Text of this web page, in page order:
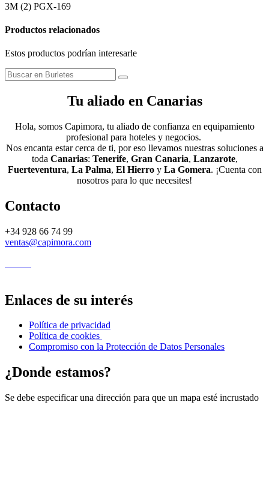
3M (2) PGX-169
Productos relacionados
Estos productos podrían interesarle
Tu aliado en Canarias
Hola, somos Capimora, tu aliado de confianza en equipamiento
profesional para hoteles y negocios.
Nos encanta estar cerca de ti, por eso llevamos nuestras soluciones a
toda Canarias: Tenerife, Gran Canaria, Lanzarote,
Fuerteventura, La Palma, El Hierroy La Gomera. ¡Cuenta con
nosotros para lo que necesites!
Contacto
+34 928 66 74 99
ventas@capimora.com
Enlaces de su interés
Política de privacidad
Política de cookies
Compromiso con la Protección de Datos Personales
¿Donde estamos?
Se debe especificar una dirección para que un mapa esté incrustado